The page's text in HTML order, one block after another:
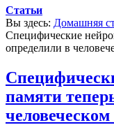
Статьи
Вы здесь: Домашняя
Специфические
определили в
памяти
человеческом